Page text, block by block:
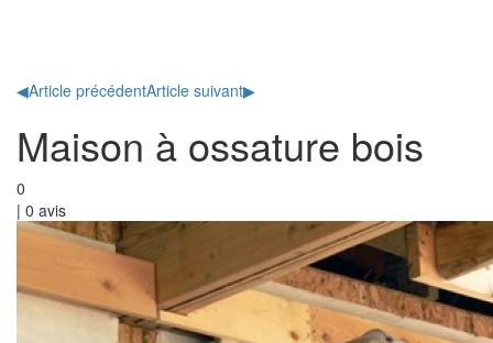
◀Article précédentArticle suivant▶
Maison à ossature bois
0
| 0 avis